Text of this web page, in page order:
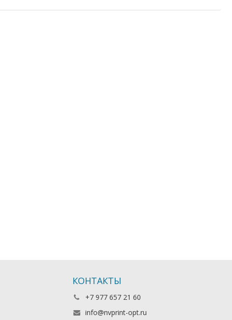
КОНТАКТЫ
+7 977 657 21 60
info@nvprint-opt.ru